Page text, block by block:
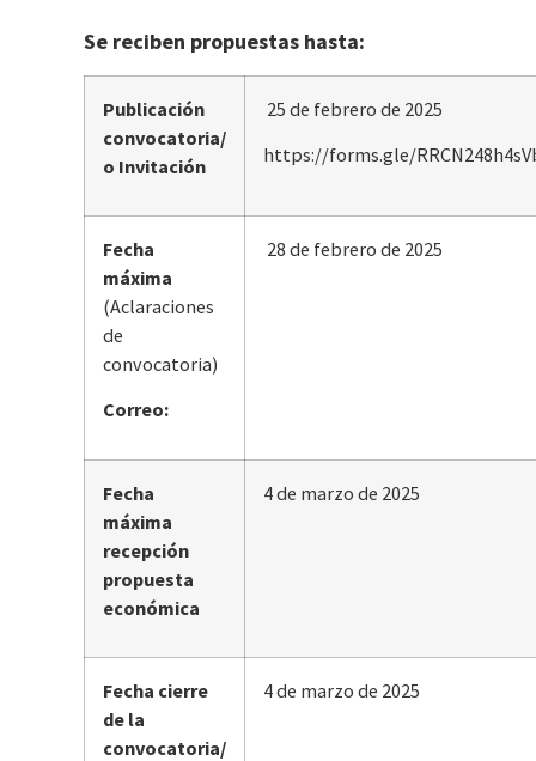
Se reciben propuestas hasta:
Publicación
convocatoria/
o Invitación
25 de febrero de 2025
https://forms.gle/
Fecha
máxima
(Aclaraciones
de
convocatoria)
Correo:
28 de febrero de 2025
Fecha
máxima
recepción
propuesta
económica
4 de marzo de 2025
Fecha cierre
de la
convocatoria/
4 de marzo de 2025